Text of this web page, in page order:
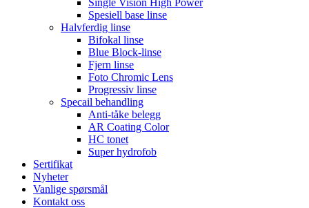
Single Vision High Power
Spesiell base linse
Halvferdig linse
Bifokal linse
Blue Block-linse
Fjern linse
Foto Chromic Lens
Progressiv linse
Specail behandling
Anti-tåke belegg
AR Coating Color
HC tonet
Super hydrofob
Sertifikat
Nyheter
Vanlige spørsmål
Kontakt oss